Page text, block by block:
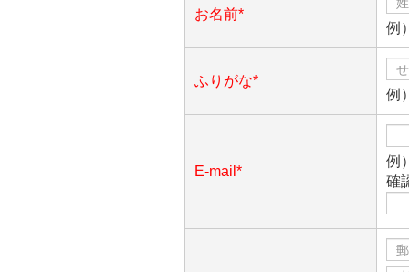
お名前*
例
ふりがな*
例
E-mail*
例
確